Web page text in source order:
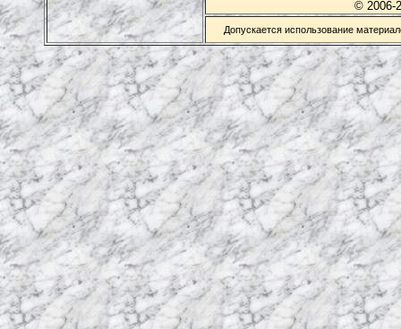
© 2006-
Допускается использование